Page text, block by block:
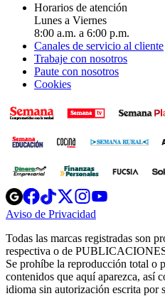
Horarios de atención
Lunes a Viernes
8:00 a.m. a 6:00 p.m.
Canales de servicio al cliente
Trabaje con nosotros
Paute con nosotros
Cookies
Opens
in
new
Opens
in
new
Opens
in
new
window
Opens
new
windowwindow
Aviso de Privacidad
new
window
Todas las marcas registradas son
respectiva o de
Se prohíbe la reproducción total o
contenidos que aquí aparezca, así
idioma sin autorización escrita por